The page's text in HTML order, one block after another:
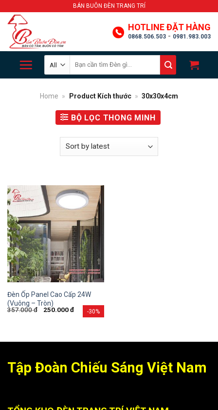
content
BÁN BUÔN ĐÈN TRANG TRÍ
HOTLINE ĐẶT HÀNG
0868.506.503 - 0981.983.003
for:
Home » Product Kích thước » 30x30x4cm
BỘ LỌC THONG MINH
-30%
Đèn Ốp Panel Cao Cấp 24W
(Vuông – Tròn)
357.000đ 250.000đ
Tập Đoàn Chiếu Sáng Việt Nam